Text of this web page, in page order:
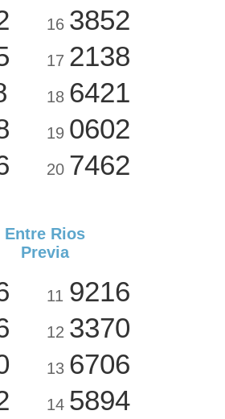
16 3852
17 2138
18 6421
19 0602
20 7462
Entre Rios
Previa
11 9216
12 3370
13 6706
14 5894